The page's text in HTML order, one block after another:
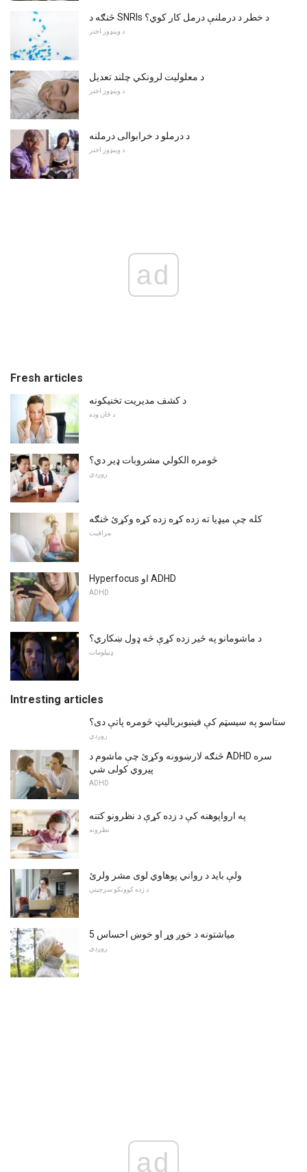
څنګه د SNRIs د خطر د درملنې درمل کار کوي؟
د وینډوز اختر
د معلولیت لرونکي چلند تعدیل
د وینډوز اختر
د درملو د خرابوالی درملنه
د وینډوز اختر
ad
Fresh articles
د کشف مدیریت تخنیکونه
د ځان وده
څومره الکولي مشروبات ډیر دي؟
روږدي
کله چې میډیا ته زده کړه زده کړه وکړئ څنګه
مراقبت
Hyperfocus او ADHD
ADHD
د ماشومانو په څیر زده کړې څه ډول ښکاري؟
ډیپلومات
Intresting articles
ستاسو په سیسټم کې فینبوبربالیټ څومره پاتې دی؟
روږدي
څنګه لارښوونه وکړئ چې ماشوم د ADHD سره
پیروي کولی شي
ADHD
په ارواپوهنه کې د زده کړې د نظرونو کتنه
نظرونه
ولې باید د رواني پوهاوي لوی مشر ولرئ
د زده کوونکو سرچینې
5 میاشتونه د خوږ وړ او خوښ احساس
روږدي
ad